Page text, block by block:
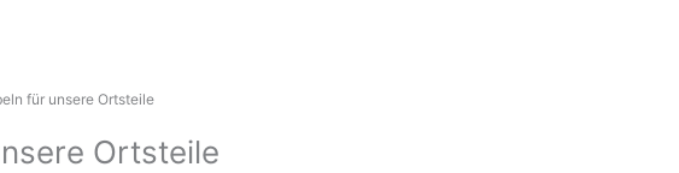
für unsere Ortsteile
Ortsteile